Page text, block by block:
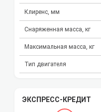
Клиренс, мм
Снаряженная масса, кг
Максимальная масса, кг
Тип двигателя
ЭКСПРЕСС-КРЕДИТ